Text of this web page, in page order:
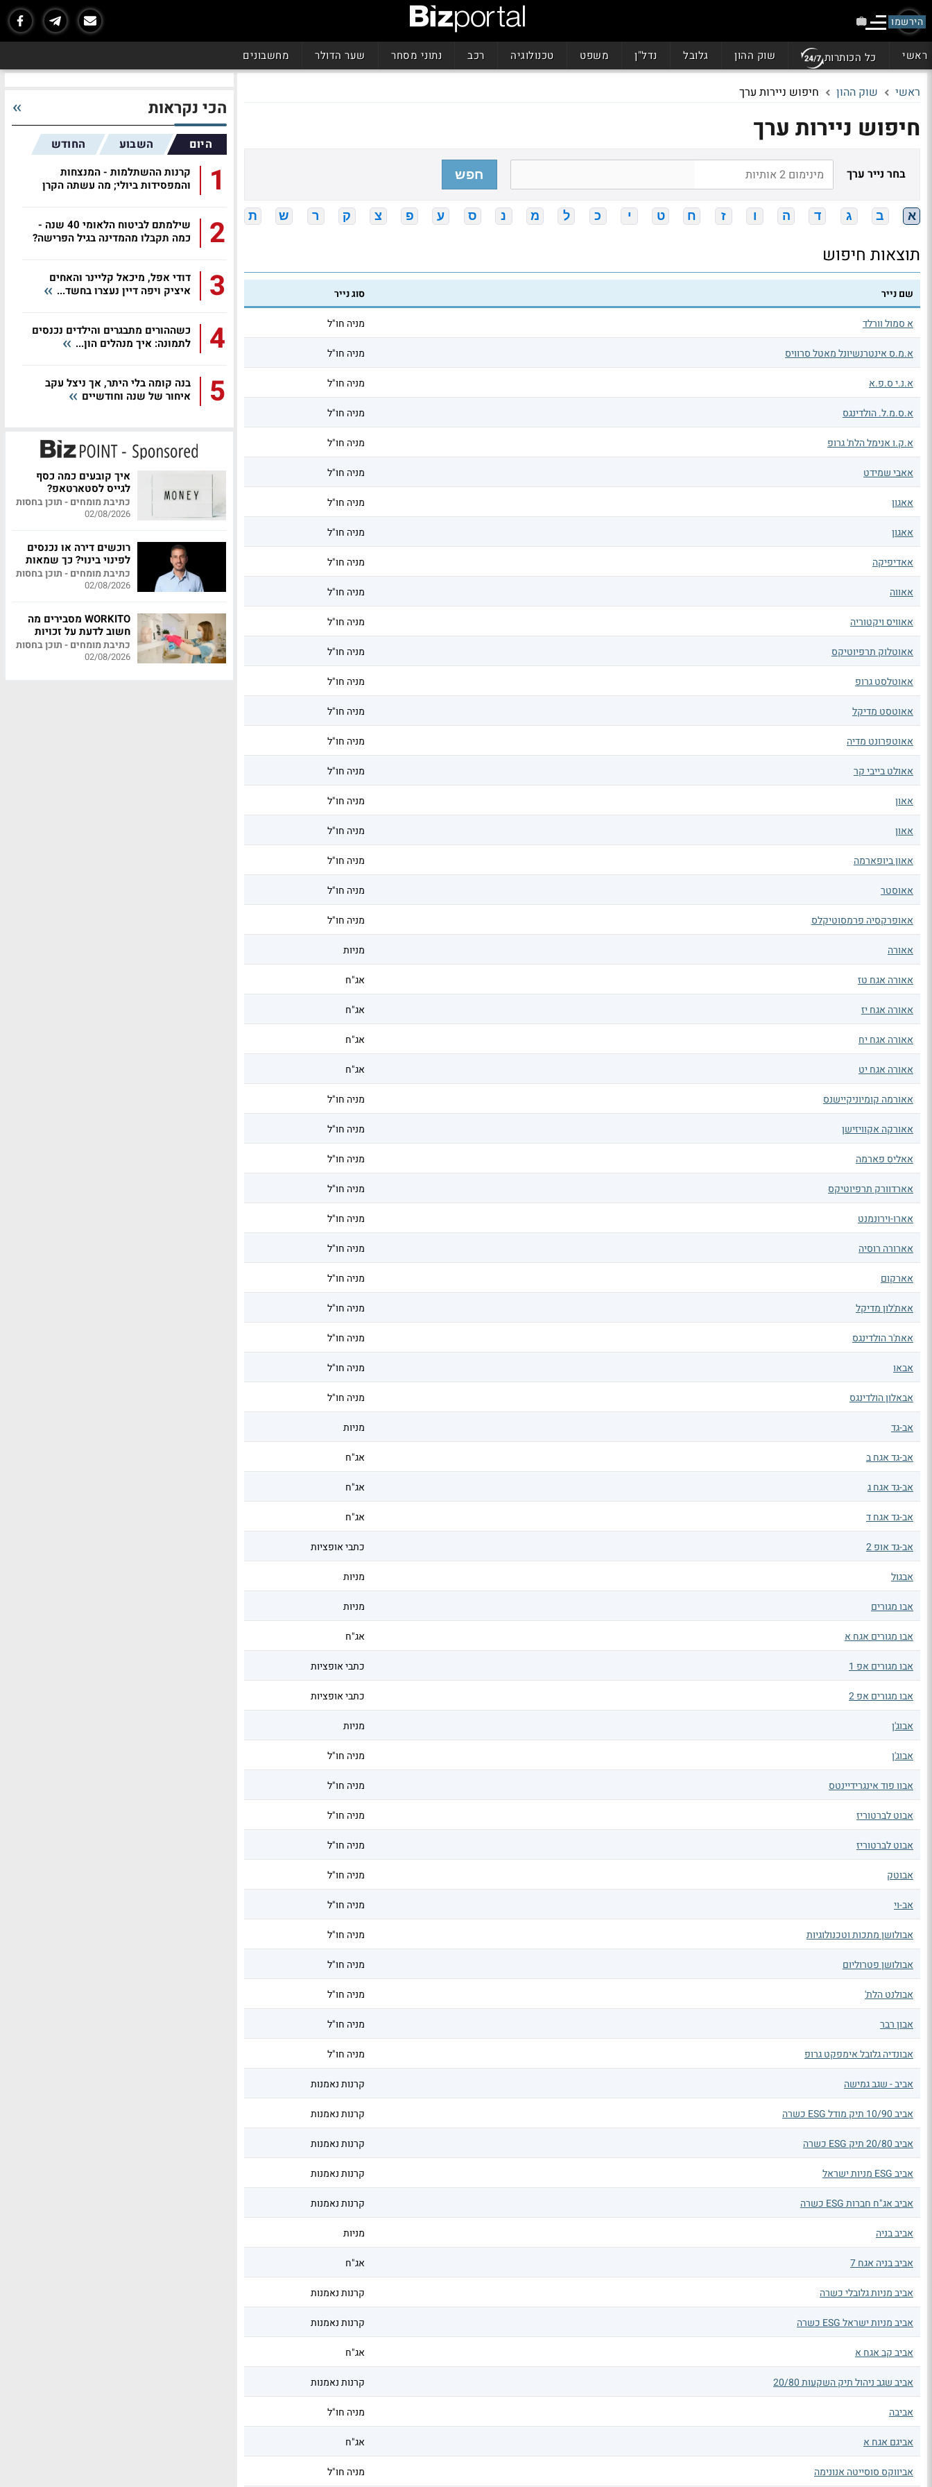
הירשמו
ראשי כל הכותרות שוק ההון גלובל נדל"ן משפט טכנולוגיה רכב נתוני מסחר שער הדולר מחשבונים
ראשי שוק ההון חיפוש ניירות ערך
חיפוש ניירות ערך
בחר נייר ערך חפש
א ב ג ד ה ו ז ח ט י כ ל מ נ ס ע פ צ ק ר ש ת
תוצאות חיפוש
שם נייר סוג נייר
א סמול וורלד מניה חו"ל
א.מ.ס אינטרנשיונל מאטל סרוויס מניה חו"ל
א.נ.י ס.פ.א מניה חו"ל
א.ס.מ.ל. הולדינגס מניה חו"ל
א.ק.ו אנימל הלת' גרופ מניה חו"ל
אאבי שמידט מניה חו"ל
אאגון מניה חו"ל
אאגון מניה חו"ל
אאדיפיקה מניה חו"ל
אאווה מניה חו"ל
אאוויס ויקטוריה מניה חו"ל
אאוטלוק תרפיוטיקס מניה חו"ל
אאוטלסט גרופ מניה חו"ל
אאוטסט מדיקל מניה חו"ל
אאוטפרונט מדיה מניה חו"ל
אאולט בייבי קר מניה חו"ל
אאון מניה חו"ל
אאון מניה חו"ל
אאון ביופארמה מניה חו"ל
אאוסטר מניה חו"ל
אאופרקסיה פרמסוטיקלס מניה חו"ל
אאורה מניות
אאורה אגח טז אג"ח
אאורה אגח יז אג"ח
אאורה אגח יח אג"ח
אאורה אגח יט אג"ח
אאורמה קומיוניקיישנס מניה חו"ל
אאורקה אקוויזישן מניה חו"ל
אאליס פארמה מניה חו"ל
אארדוורק תרפיוטיקס מניה חו"ל
אארו-וירונמנט מניה חו"ל
אארורה רוסיה מניה חו"ל
אארקום מניה חו"ל
אאת'לון מדיקל מניה חו"ל
אאת'ר הולדינגס מניה חו"ל
אבאו מניה חו"ל
אבאלון הולדינגס מניה חו"ל
אב-גד מניות
אב-גד אגח ב אג"ח
אב-גד אגח ג אג"ח
אב-גד אגח ד אג"ח
אב-גד אופ 2 כתבי אופציות
אבגול מניות
אבו מגורים מניות
אבו מגורים אגח א אג"ח
אבו מגורים אפ 1 כתבי אופציות
אבו מגורים אפ 2 כתבי אופציות
אבוג'ן מניות
אבוג'ן מניה חו"ל
אבוו פוד אינגרידיינטס מניה חו"ל
אבוט לברטוריז מניה חו"ל
אבוט לברטוריז מניה חו"ל
אבוטק מניה חו"ל
אב-וי מניה חו"ל
אבולושן מתכות וטכנולוגיות מניה חו"ל
אבולושן פטרוליום מניה חו"ל
אבולנט הלת' מניה חו"ל
אבון רבר מניה חו"ל
אבונדיה גלובל אימפקט גרופ מניה חו"ל
אביב - שגב גמישה קרנות נאמנות
אביב 10/90 תיק מודל ESG כשרה קרנות נאמנות
אביב 20/80 תיק ESG כשרה קרנות נאמנות
אביב ESG מניות ישראל קרנות נאמנות
אביב אג"ח חברות ESG כשרה קרנות נאמנות
אביב בניה מניות
אביב בניה אגח 7 אג"ח
אביב מניות גלובלי כשרה קרנות נאמנות
אביב מניות ישראל ESG כשרה קרנות נאמנות
אביב קב אגח א אג"ח
אביב שגב ניהול תיק השקעות 20/80 קרנות נאמנות
אביבה מניה חו"ל
אביגם אגח א אג"ח
אביווקס סוסייטה אנונימה מניה חו"ל
הכי נקראות
היום השבוע החודש
1
קרנות ההשתלמות - המנצחות
והמפסידות ביולי; מה עשתה הקרן
2
שילמתם לביטוח הלאומי 40 שנה -
כמה תקבלו מהמדינה בגיל הפרישה?
3
דודי אפל, מיכאל קליינר והאחים
איציק ויפה דיין נעצרו בחשד...
4
כשההורים מתבגרים והילדים נכנסים
לתמונה: איך מנהלים הון...
5
בנה קומה בלי היתר, אך ניצל עקב
איחור של שנה וחודשיים
איך קובעים כמה כסף
לגייס לסטארטאפ?
כתיבת מומחים - תוכן בחסות
02/08/2026
רוכשים דירה או נכנסים
לפינוי בינוי? כך שמאות
מקצועית יכולה לחסוך
לכם מאות אלפי שקלים
כתיבת מומחים - תוכן בחסות
02/08/2026
WORKITO מסבירים מה
חשוב לדעת על זכויות
עובדי משק בית
כתיבת מומחים - תוכן בחסות
02/08/2026